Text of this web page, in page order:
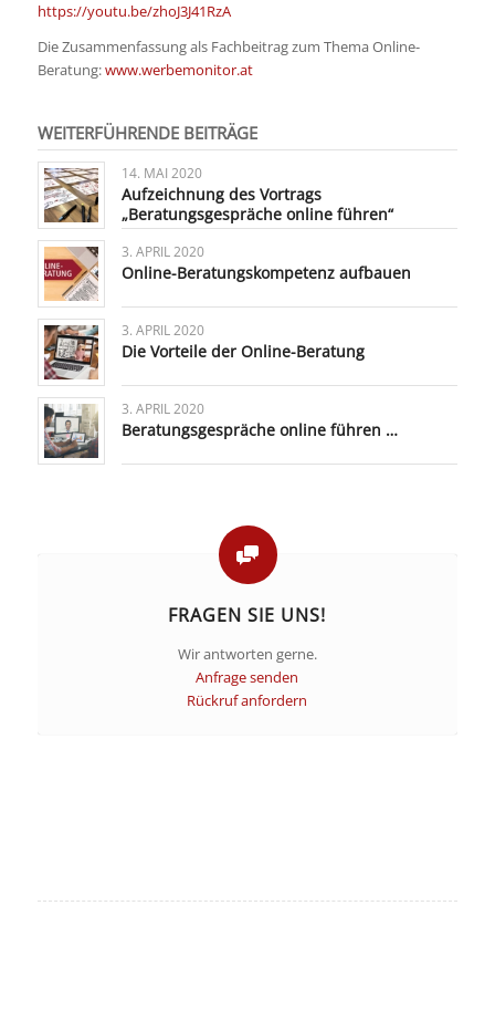
https://youtu.be/zhoJ3J41RzA
Die Zusammenfassung als Fachbeitrag zum Thema Online-
Beratung:www.werbemonitor.at
WEITERFÜHRENDE BEITRÄGE
14. MAI 2020
Aufzeichnung des Vortrags
„Beratungsgespräche online führen“
3. APRIL 2020
Online-Beratungskompetenz aufbauen
3. APRIL 2020
Die Vorteile der Online-Beratung
3. APRIL 2020
Beratungsgespräche online führen …
FRAGEN SIE UNS!
Wir antworten gerne.
Anfrage senden
Rückruf anfordern